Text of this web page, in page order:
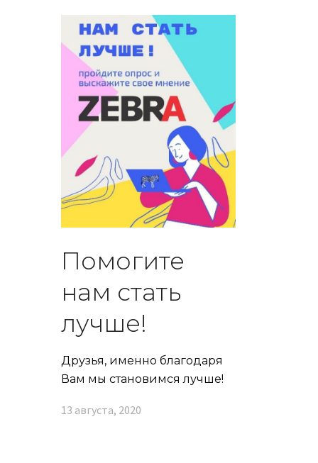
Помогите
нам стать
лучше!
Друзья, именно благодаря
Вам мы становимся лучше!
13 августа, 2020